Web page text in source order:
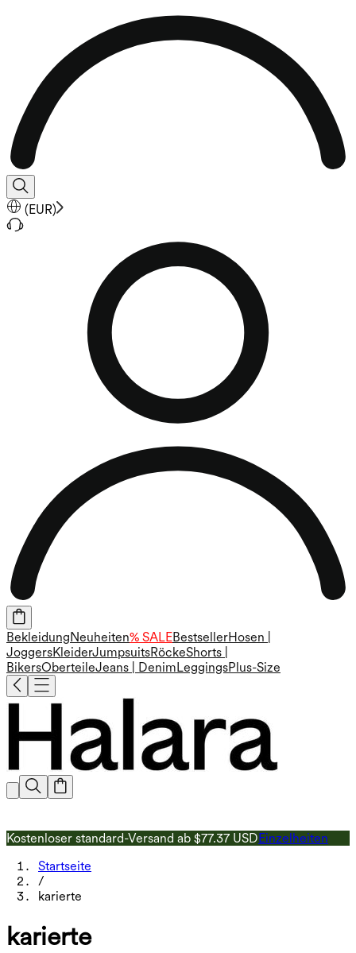
(EUR)
BekleidungNeuheiten% SALEBestsellerHosen |
JoggersKleiderJumpsuitsRöckeShorts |
BikersOberteileJeans | DenimLeggingsPlus-Size
Kostenloser standard-Versand ab $77.37 USDEinzelheiten
Startseite
/
karierte
karierte